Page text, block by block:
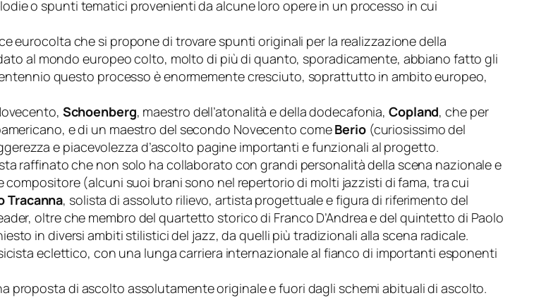
o spunti tematici provenienti da alcune loro opere in un processo in cui
eurocolta che si propone di trovare spunti originali per la realizzazione della
al mondo europeo colto, molto di più di quanto, sporadicamente, abbiano fatto gli
questo processo è enormemente cresciuto, soprattutto in ambito europeo,
Schoenberg, maestro dell’atonalità e della dodecafonia,Copland, che per
e di un maestro del secondo Novecento comeBerio(curiosissimo del
e piacevolezza d’ascolto pagine importanti e funzionali al progetto.
raffinato che non solo ha collaborato con grandi personalità della scena nazionale e
(alcuni suoi brani sono nel repertorio di molti jazzisti di fama, tra cui
Tracanna, solista di assoluto rilievo, artista progettuale e figura di riferimento del
oltre che membro del quartetto storico di Franco D’Andrea e del quintetto di Paolo
in diversi ambiti stilistici del jazz, da quelli più tradizionali alla scena radicale.
eclettico, con una lunga carriera internazionale al fianco di importanti esponenti
proposta di ascolto assolutamente originale e fuori dagli schemi abituali di ascolto.